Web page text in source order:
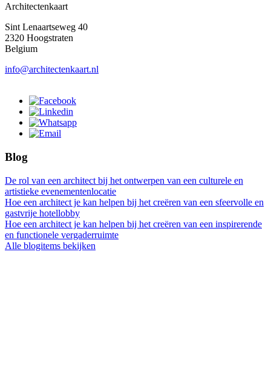
Architectenkaart
Sint Lenaartseweg 40
2320 Hoogstraten
Belgium
info@architectenkaart.nl
Blog
De rol van een architect bij het ontwerpen van een culturele en
artistieke evenementenlocatie
Hoe een architect je kan helpen bij het creëren van een sfeervolle en
gastvrije hotellobby
Hoe een architect je kan helpen bij het creëren van een inspirerende
en functionele vergaderruimte
Alle blogitems bekijken